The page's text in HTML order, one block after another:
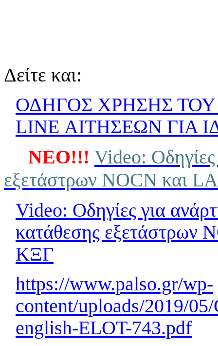
Δείτε και:
ΟΔΗΓΟΣ ΧΡΗΣΗΣ
LINE ΑΙΤΗΣΕΩΝ ΓΙΑ
ΝΕΟ!!! Video:
εξετάστρων NOCN και
Video: Οδηγίες για
κατάθεσης εξετάστρων
ΚΞΓ
https://www.palso.gr/wp-
content/uploads/2019/
english-ELOT-743.pdf